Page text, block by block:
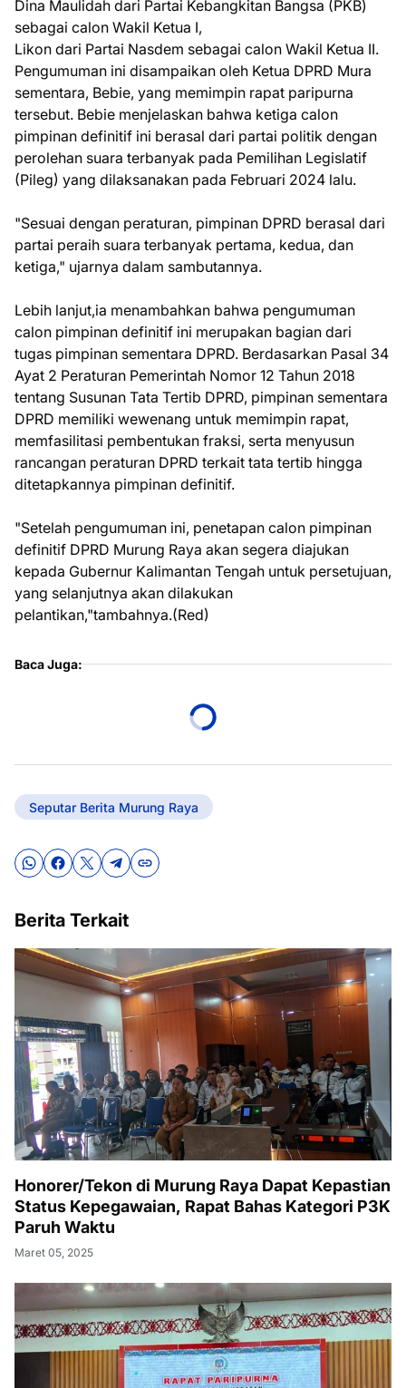
Dina Maulidah dari Partai Kebangkitan Bangsa (PKB)
sebagai calon Wakil Ketua I,
Likon dari Partai Nasdem sebagai calon Wakil Ketua II.
Pengumuman ini disampaikan oleh Ketua DPRD Mura
sementara, Bebie, yang memimpin rapat paripurna
tersebut. Bebie menjelaskan bahwa ketiga calon
pimpinan definitif ini berasal dari partai politik dengan
perolehan suara terbanyak pada Pemilihan Legislatif
(Pileg) yang dilaksanakan pada Februari 2024 lalu.
"Sesuai dengan peraturan, pimpinan DPRD berasal dari
partai peraih suara terbanyak pertama, kedua, dan
ketiga," ujarnya dalam sambutannya.
Lebih lanjut,ia menambahkan bahwa pengumuman
calon pimpinan definitif ini merupakan bagian dari
tugas pimpinan sementara DPRD. Berdasarkan Pasal 34
Ayat 2 Peraturan Pemerintah Nomor 12 Tahun 2018
tentang Susunan Tata Tertib DPRD, pimpinan sementara
DPRD memiliki wewenang untuk memimpin rapat,
memfasilitasi pembentukan fraksi, serta menyusun
rancangan peraturan DPRD terkait tata tertib hingga
ditetapkannya pimpinan definitif.
"Setelah pengumuman ini, penetapan calon pimpinan
definitif DPRD Murung Raya akan segera diajukan
kepada Gubernur Kalimantan Tengah untuk persetujuan,
yang selanjutnya akan dilakukan
pelantikan,"tambahnya.(Red)
Baca Juga:
Seputar Berita Murung Raya
Berita Terkait
Honorer/Tekon di Murung Raya Dapat Kepastian
Status Kepegawaian, Rapat Bahas Kategori P3K
Paruh Waktu
Maret 05, 2025